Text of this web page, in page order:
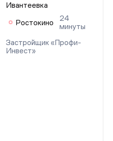
Ивантеевка
Ростокино
24
минуты
Застройщик «Профи-
Инвест»